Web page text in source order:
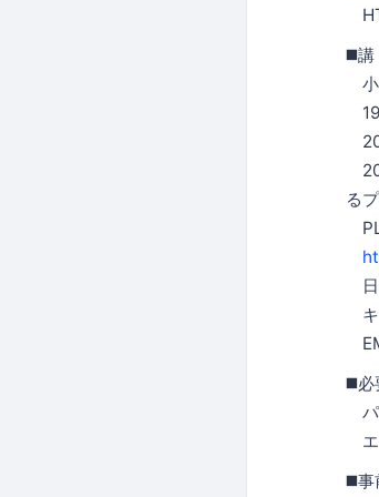
◼️
小
る
日
キ
◼️必
パ
エ
◼️事